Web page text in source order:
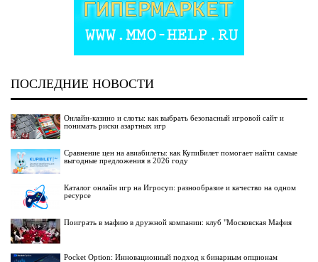
ПОСЛЕДНИЕ НОВОСТИ
Онлайн-казино и слоты: как выбрать безопасный игровой сайт и
понимать риски азартных игр
Сравнение цен на авиабилеты: как КупиБилет помогает найти самые
выгодные предложения в 2026 году
Каталог онлайн игр на Игросуп: разнообразие и качество на одном
ресурсе
Поиграть в мафию в дружной компании: клуб "Московская Мафия
Pocket Option: Инновационный подход к бинарным опционам